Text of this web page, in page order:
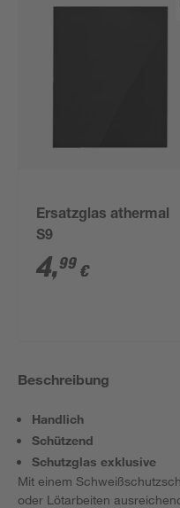
Ersatzglas athermal
S9
4,99 €
Beschreibung
Handlich
Schützend
Schutzglas exklusive
Mit einem
oder Lötarbeiten